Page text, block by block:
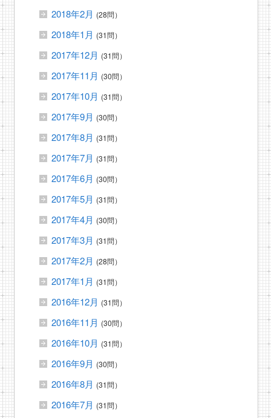
2018年2月 (28問）
2018年1月 (31問）
2017年12月 (31問）
2017年11月 (30問）
2017年10月 (31問）
2017年9月 (30問）
2017年8月 (31問）
2017年7月 (31問）
2017年6月 (30問）
2017年5月 (31問）
2017年4月 (30問）
2017年3月 (31問）
2017年2月 (28問）
2017年1月 (31問）
2016年12月 (31問）
2016年11月 (30問）
2016年10月 (31問）
2016年9月 (30問）
2016年8月 (31問）
2016年7月 (31問）